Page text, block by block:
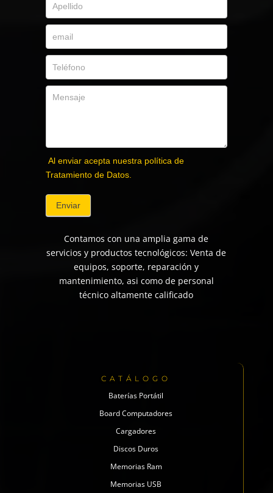
Al enviar acepta nuestra política de
Tratamiento de Datos.
Enviar
Contamos con una amplia gama de
servicios y productos tecnológicos: Venta de
equipos, soporte, reparación y
mantenimiento, asi como de personal
técnico altamente calificado
CATÁLOGO
Baterías Portátil
Board Computadores
Cargadores
Discos Duros
Memorias Ram
Memorias USB